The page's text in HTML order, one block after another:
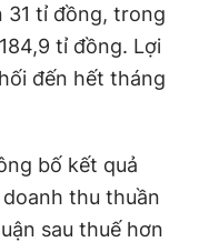
31 tỉ đồng, trong
tỉ đồng. Lợi
đến hết tháng
bố kết quả
thu thuần
sau thuế hơn